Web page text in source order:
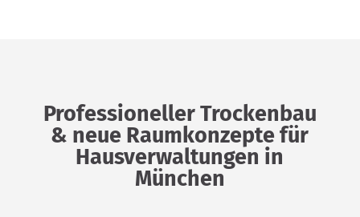
Professioneller Trockenbau
& neue Raumkonzepte für
Hausverwaltungen in
München